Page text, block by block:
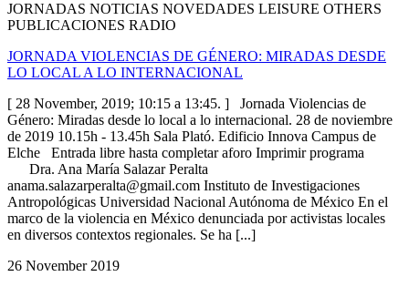
JORNADAS NOTICIAS NOVEDADES LEISURE OTHERS
PUBLICACIONES RADIO
JORNADA VIOLENCIAS DE GÉNERO: MIRADAS DESDE
LO LOCAL A LO INTERNACIONAL
[ 28 November, 2019; 10:15 a 13:45. ] Jornada Violencias de
Género: Miradas desde lo local a lo internacional. 28 de noviembre
de 2019 10.15h - 13.45h Sala Plató. Edificio Innova Campus de
Elche Entrada libre hasta completar aforo Imprimir programa
Dra. Ana María Salazar Peralta
anama.salazarperalta@gmail.com Instituto de Investigaciones
Antropológicas Universidad Nacional Autónoma de México En el
marco de la violencia en México denunciada por activistas locales
en diversos contextos regionales. Se ha [...]
26 November 2019